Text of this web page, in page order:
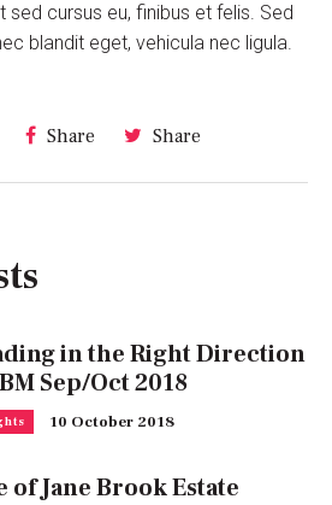
sed cursus eu, finibus et felis. Sed
blandit eget, vehicula nec ligula.
Share Share
in the Right Direction
Sep/Oct 2018
10 October 2018
of Jane Brook Estate